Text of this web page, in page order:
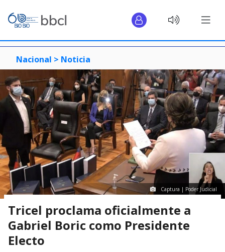
Nacional > Noticia
Captura | Poder Judicial
Tricel proclama oficialmente a
Gabriel Boric como Presidente
Electo